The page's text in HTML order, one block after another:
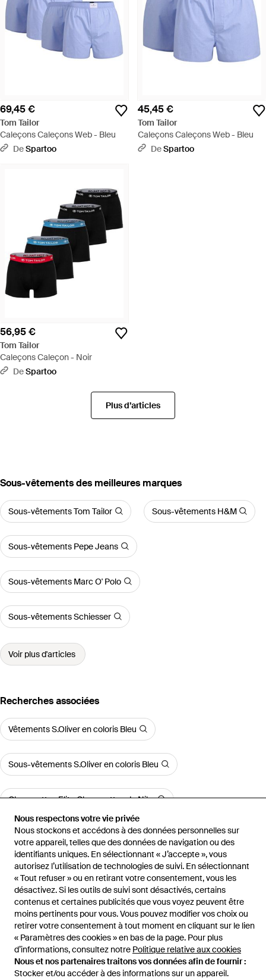
Nous respectons votre vie privée
Nous stockons et accédons à des données personnelles sur
votre appareil, telles que des données de navigation ou des
identifiants uniques. En sélectionnant « J’accepte », vous
autorisez l’utilisation de technologies de suivi. En sélectionnant
« Tout refuser » ou en retirant votre consentement, vous les
désactivez. Si les outils de suivi sont désactivés, certains
contenus et certaines publicités que vous voyez peuvent être
moins pertinents pour vous. Vous pouvez modifier vos choix ou
retirer votre consentement à tout moment en cliquant sur le lien
« Paramètres des cookies » en bas de la page. Pour plus
d’informations, consultez notre Politique relative aux cookies
Nous et nos partenaires traitons vos données afin de fournir :
Stocker et/ou accéder à des informations sur un appareil.
69,45 €
Tom Tailor
Caleçons Caleçons Web - Bleu
DeSpartoo
45,45 €
Tom Tailor
Caleçons Caleçons Web - Bleu
DeSpartoo
56,95 €
Tom Tailor
Caleçons Caleçon - Noir
DeSpartoo
Plus d’articles
‪Sous-vêtements‬ des meilleures marques
Sous-vêtements Tom Tailor Sous-vêtements H&M
Sous-vêtements Pepe Jeans
Sous-vêtements Marc O' Polo
Sous-vêtements Schiesser
Voir plus d'articles
Recherches associées
Vêtements S.Oliver en coloris Bleu
Sous-vêtements S.Oliver en coloris Bleu
Chaussettes Elite Chaussettes de Nike
Accueil Sous-vêtements homme Caleçons Caleçon
Aide et infos